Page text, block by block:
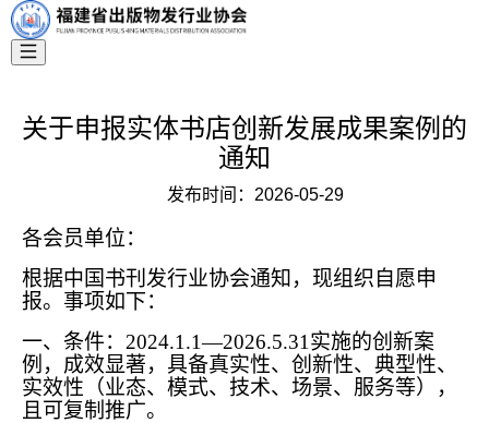
关于申报实体书店创新发展成果案例的
通知
发布时间： 2026-05-29
各会员单位：
根据中国书刊发行业协会通知，现组织自愿申
报。事项如下：
一、条件：2024.1.1—2026.5.31实施的创新案
例，成效显著，具备真实性、创新性、典型性、
实效性（业态、模式、技术、场景、服务等），
且可复制推广。